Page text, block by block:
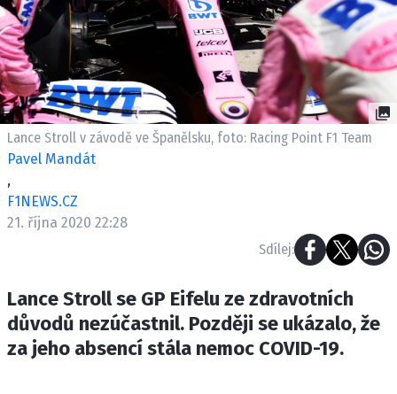
PROFILY TÝMŮ
ROZHOVORY
OSTATNÍ
SLEDUJTE NÁS NA|
Lance Stroll v závodě ve Španělsku, foto: Racing Point F1 Team
Pavel Mandát
,
F1NEWS.CZ
21. října 2020 22:28
Sdílej:
Lance Stroll se GP Eifelu ze zdravotních
důvodů nezúčastnil. Později se ukázalo, že
za jeho absencí stála nemoc COVID-19.